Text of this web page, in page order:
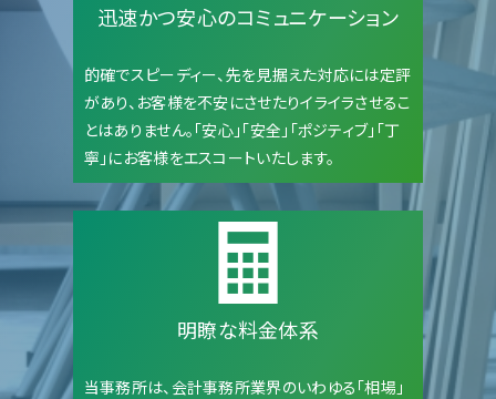
迅速かつ安心のコミュニケーション
的確でスピーディー、先を見据えた対応には定評
があり、お客様を不安にさせたりイライラさせるこ
とはありません。「安心」「安全」「ポジティブ」「丁
寧」にお客様をエスコートいたします。
明瞭な料金体系
当事務所は、会計事務所業界のいわゆる「相場」